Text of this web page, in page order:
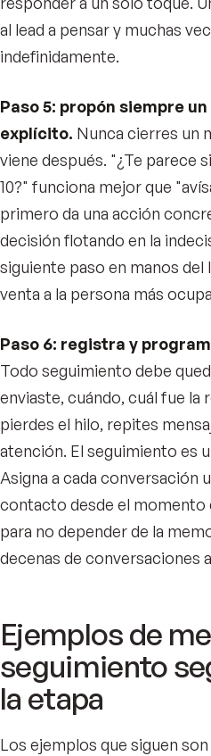
al lead a pensar y muchas
indefinidamente.
Paso 5: propón siempre
explícito. Nunca cierres un
viene después. "¿Te parece
10?" funciona mejor que
primero da una acción
decisión flotando en la
siguiente paso en manos del
venta a la persona más
Paso 6: registra y
Todo seguimiento debe
enviaste, cuándo, cuál fue la
pierdes el hilo, repites
atención. El seguimiento es
Asigna a cada conversación
contacto desde el momento
para no depender de la
decenas de conversaciones
Ejemplos de
seguimiento
la etapa
Los ejemplos que siguen